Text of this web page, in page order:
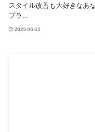
スタイル改善も大好きなあ
プラ...
2025-06-30